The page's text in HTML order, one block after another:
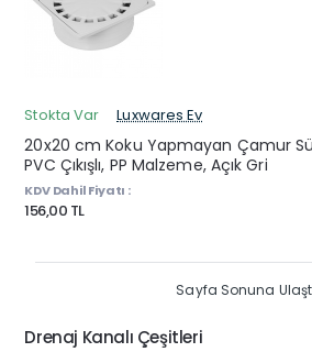
Stokta Var Luxwares Ev
20x20 cm Koku Yapmayan Çamur
PVC Çıkışlı, PP Malzeme, Açık Gri
KDV Dahil Fiyatı :
156,00 TL
Sayfa Sonuna
Drenaj Kanalı Çeşitleri